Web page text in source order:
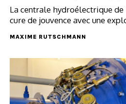
La centrale hydroélectrique de
cure de jouvence avec une
MAXIME RUTSCHMANN